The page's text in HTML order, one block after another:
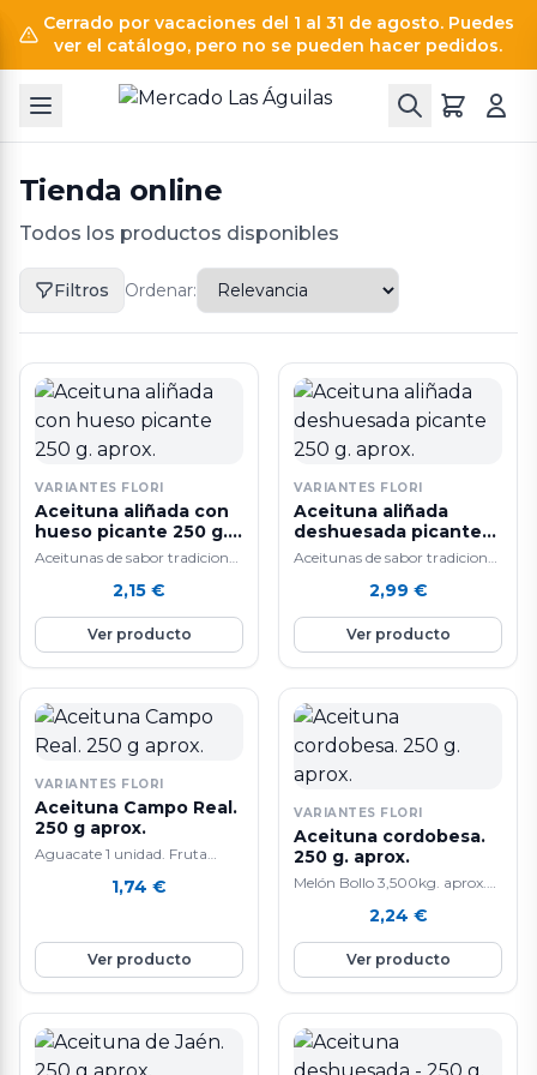
Cerrado por vacaciones del 1 al 31 de agosto. Puedes
ver el catálogo, pero no se pueden hacer pedidos.
Tienda online
Todos los productos disponibles
Filtros Ordenar:
VARIANTES FLORI
Aceituna aliñada con
hueso picante 250 g.
aprox.
Aceitunas de sabor tradicional
2,15 €
Ver producto
VARIANTES FLORI
Aceituna aliñada
deshuesada picante
250 g. aprox.
Aceitunas de sabor tradicional
2,99 €
Ver producto
VARIANTES FLORI
Aceituna Campo Real.
250 g aprox.
Aguacate 1 unidad. Fruta
aguacate lo convierte en un
tiene cada día mas seguidores.
Las propiedades son múltiples:
lo mas curioso
aguacate es que siendo una
fruta fresca su principal
componente no son los
1,74 €
Ver producto
VARIANTES FLORI
Aceituna cordobesa.
250 g. aprox.
Melón Bollo 3,500kg. aprox.
gracias a que contiene mucho
colágeno. También ayuda a la
perdida de peso y a cicatrizar
heridas. Ademas, mejora la
salud del corazón y del
sistema digestivo por su alto
2,24 €
Ver producto